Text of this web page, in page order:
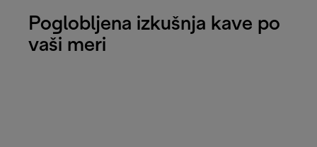
Poglobljena izkušnja kave po
vaši meri